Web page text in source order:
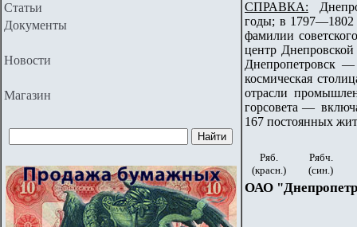
Статьи
Документы
Новости
Магазин
СПРАВКА:
годы; в 1797—1802
фамилии
центр
Днепропетровск
космическая
отрасли
горсовета —
167 постоянных
Ряб.
(красн.)
Рябч.
(син.)
ОАО